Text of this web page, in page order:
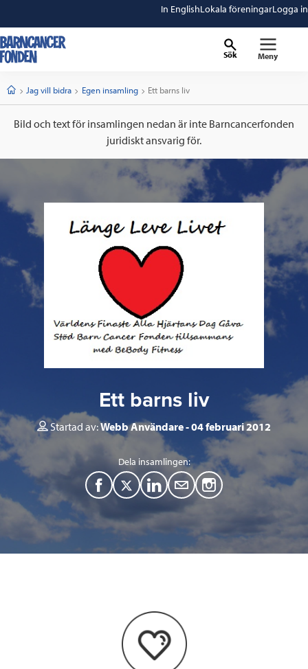
In EnglishLokala föreningarLogga in
Sök Meny
StartJag vill bidra Egen insamling Current:
Ett barns liv
Bild och text för insamlingen nedan är inte Barncancerfonden
juridiskt ansvarig för.
Ett barns liv
Startad av:Webb Användare 04 februari 2012
Dela insamlingen:
F
T
w
e
L
i
I
M